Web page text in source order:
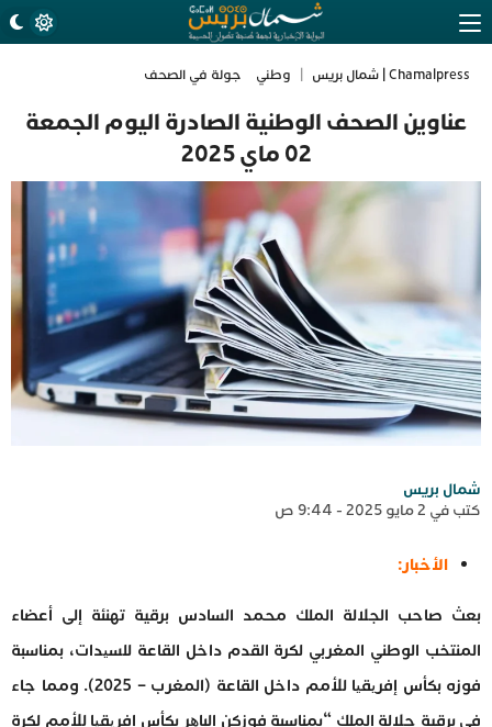
Chamalpress | شمال بريس وطني جولة في الصحف
عناوين الصحف الوطنية الصادرة اليوم الجمعة
02 ماي 2025
شمال بريس
كتب في 2 مايو 2025 - 9:44 ص
الأخبار:
بعث صاحب الجلالة الملك محمد السادس برقية تهنئة إلى أعضاء
المنتخب الوطني المغربي لكرة القدم داخل القاعة للسیدات، بمناسبة
فوزه بكأس إفریقیا للأمم داخل القاعة (المغرب – 2025). ومما جاء
في برقية جلالة الملك “بمناسبة فوزكن الباھر بكأس إفریقیا للأمم لكرة